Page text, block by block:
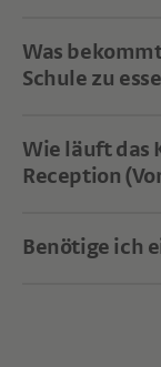
Was
Schule zu
Wie läuft das
Reception
Benötige ich